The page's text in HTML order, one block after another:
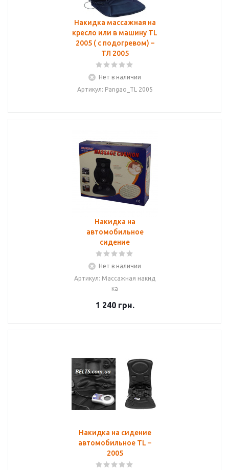
Накидка массажная на
кресло или в машину TL
2005 ( с подогревом) –
ТЛ 2005
Нет в наличии
Артикул: Pangao_TL 2005
Накидка на
автомобильное
сидение
Нет в наличии
Артикул: Массажная накид
ка
1 240грн.
Накидка на сидение
автомобильное TL –
2005